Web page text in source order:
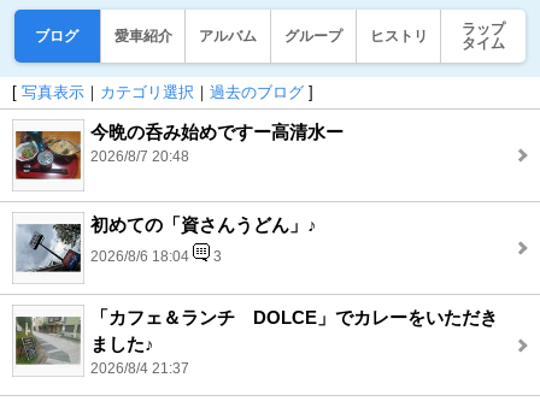
ブログ 愛車紹介 アルバム グループ ヒストリ
ラップ
タイム
[ 写真表示 ｜ カテゴリ選択 ｜ 過去のブログ ]
今晩の呑み始めですー高清水ー
2026/8/7 20:48
初めての「資さんうどん」♪
2026/8/6 18:04 3
「カフェ＆ランチ DOLCE」でカレーをいただき
ました♪
2026/8/4 21:37